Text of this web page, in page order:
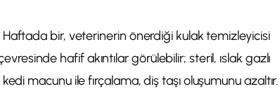
bir, veterinerin önerdiği kulak temizleyicisi
hafif akıntılar görülebilir; steril, ıslak gazlı
macunu ile fırçalama, diş taşı oluşumunu azaltır.